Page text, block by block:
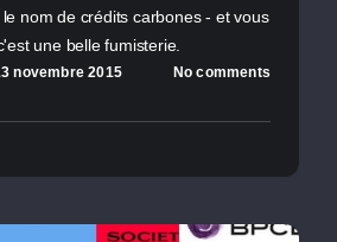
nom de crédits carbones - et vous
une belle fumisterie.
novembre 2015 No comments